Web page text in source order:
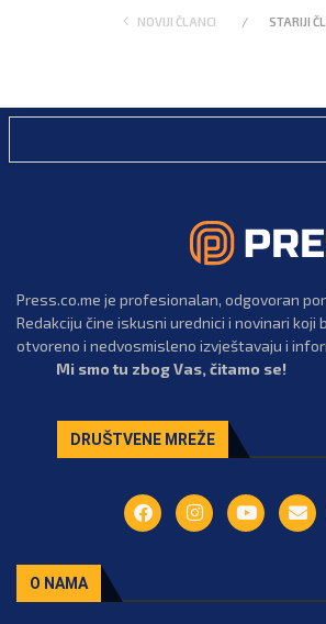
NOVIJI ČLANCI STARIJI
Press.co.me je profesionalan, odgovoran
Redakciju čine iskusni urednici i novinari koji
otvoreno i nedvosmisleno izvještavaju i
Mi smo tu zbog Vas, čitamo se!
DRUŠTVENE MREŽE
O NAMA